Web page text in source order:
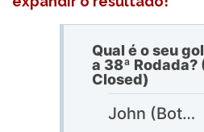
Qual é o seu
a 38ª Rodada?
Closed)
John (Botafogo)